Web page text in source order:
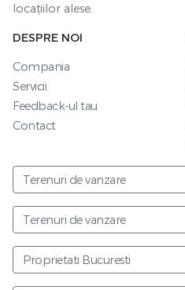
locațiilor alese.
DESPRE NOI
Compania
Servicii
Feedback-ul tau
Contact
Terenuri de vanzare
Terenuri de vanzare
Proprietati Bucuresti